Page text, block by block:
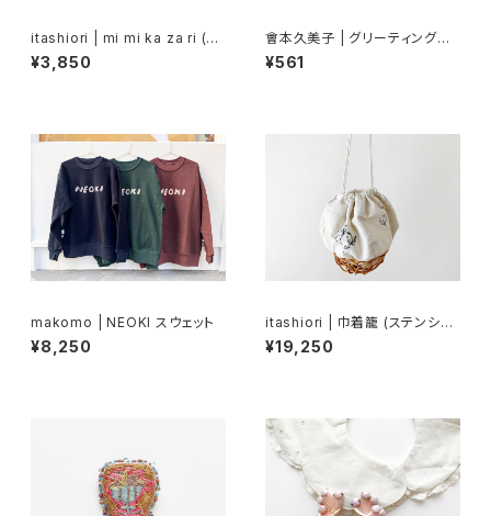
itashiori | mi mi ka za ri (pi
erce2)
¥3,850
會本久美子 | グリーティングカ
ードセット A
¥561
makomo | NEOKI スウェット
¥8,250
itashiori | 巾着籠 (ステンシル
a)
¥19,250